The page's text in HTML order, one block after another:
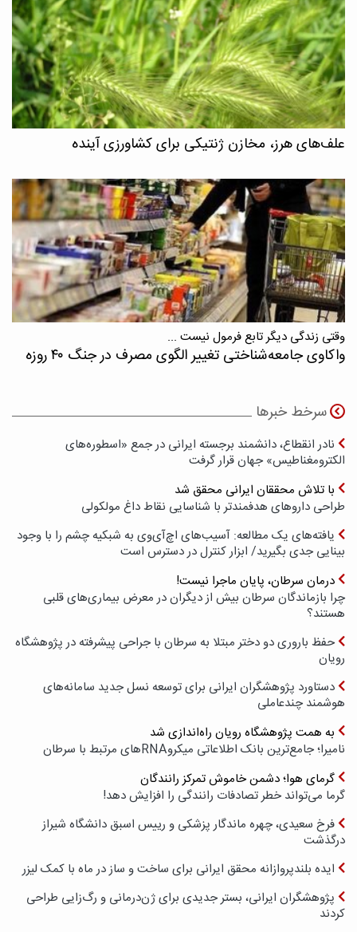
علف‌های هرز، مخازن ژنتیکی برای کشاورزی آینده
وقتی زندگی دیگر تابع فرمول نیست ...
واکاوی جامعه‌شناختی تغییر الگوی مصرف در جنگ ۴۰ روزه
سرخط خبرها
نادر انقطاع، دانشمند برجسته ایرانی در جمع «اسطوره‌های
الکترومغناطیس» جهان قرار گرفت
با تلاش محققان ایرانی محقق شد
طراحی داروهای هدفمندتر با شناسایی نقاط داغ مولکولی
یافته‌های یک مطالعه: آسیب‌های اچ‌آی‌وی به شبکیه چشم را با وجود
بینایی جدی بگیرید/ ابزار کنترل در دسترس است
درمان سرطان، پایان ماجرا نیست!
چرا بازماندگان سرطان بیش از دیگران در معرض بیماری‌های قلبی
هستند؟
حفظ باروری دو دختر مبتلا به سرطان با جراحی پیشرفته در پژوهشگاه
رویان
دستاورد پژوهشگران ایرانی برای توسعه نسل جدید سامانه‌های
هوشمند چندعاملی
به همت پژوهشگاه رویان راه‌اندازی شد
نامیرا؛ جامع‌ترین بانک اطلاعاتی میکروRNAهای مرتبط با سرطان
گرمای هوا؛ دشمن خاموش تمرکز رانندگان
گرما می‌تواند خطر تصادفات رانندگی را افزایش دهد!
فرخ سعیدی، چهره ماندگار پزشکی و رییس اسبق دانشگاه شیراز
درگذشت
ایده بلندپروازانه محقق ایرانی برای ساخت و ساز در ماه با کمک لیزر
پژوهشگران ایرانی، بستر جدیدی برای ژن‌درمانی و رگ‌زایی طراحی
کردند